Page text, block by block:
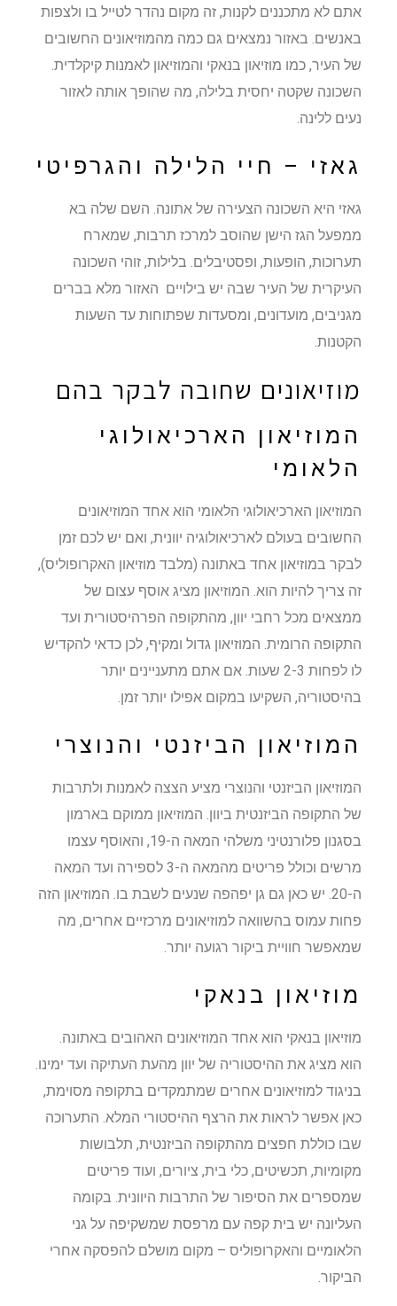
אתם לא מתכננים לקנות, זה מקום נהדר לטייל בו ולצפות
באנשים. באזור נמצאים גם כמה מהמוזיאונים החשובים
של העיר, כמו מוזיאון בנאקי והמוזיאון לאמנות קיקלדית.
השכונה שקטה יחסית בלילה, מה שהופך אותה לאזור
נעים ללינה.
גאזי – חיי הלילה והגרפיטי
גאזי היא השכונה הצעירה של אתונה. השם שלה בא
ממפעל הגז הישן שהוסב למרכז תרבות, שמארח
תערוכות, הופעות, ופסטיבלים. בלילות, זוהי השכונה
העיקרית של העיר שבה יש בילויים האזור מלא בברים
מגניבים, מועדונים, ומסעדות שפתוחות עד השעות
הקטנות.
מוזיאונים שחובה לבקר בהם
המוזיאון הארכיאולוגי
הלאומי
המוזיאון הארכיאולוגי הלאומי הוא אחד המוזיאונים
החשובים בעולם לארכיאולוגיה יוונית, ואם יש לכם זמן
לבקר במוזיאון אחד באתונה (מלבד מוזיאון האקרופוליס),
זה צריך להיות הוא. המוזיאון מציג אוסף עצום של
ממצאים מכל רחבי יוון, מהתקופה הפרהיסטורית ועד
התקופה הרומית. המוזיאון גדול ומקיף, לכן כדאי להקדיש
לו לפחות 2-3 שעות. אם אתם מתעניינים יותר
בהיסטוריה, השקיעו במקום אפילו יותר זמן.
המוזיאון הביזנטי והנוצרי
המוזיאון הביזנטי והנוצרי מציע הצצה לאמנות ולתרבות
של התקופה הביזנטית ביוון. המוזיאון ממוקם בארמון
בסגנון פלורנטיני משלהי המאה ה-19, והאוסף עצמו
מרשים וכולל פריטים מהמאה ה-3 לספירה ועד המאה
ה-20. יש כאן גם גן יפהפה שנעים לשבת בו. המוזיאון הזה
פחות עמוס בהשוואה למוזיאונים מרכזיים אחרים, מה
שמאפשר חוויית ביקור רגועה יותר.
מוזיאון בנאקי
מוזיאון בנאקי הוא אחד המוזיאונים האהובים באתונה.
הוא מציג את ההיסטוריה של יוון מהעת העתיקה ועד ימינו.
בניגוד למוזיאונים אחרים שמתמקדים בתקופה מסוימת,
כאן אפשר לראות את הרצף ההיסטורי המלא. התערוכה
שבו כוללת חפצים מהתקופה הביזנטית, תלבושות
מקומיות, תכשיטים, כלי בית, ציורים, ועוד פריטים
שמספרים את הסיפור של התרבות היוונית. בקומה
העליונה יש בית קפה עם מרפסת שמשקיפה על גני
הלאומיים והאקרופוליס – מקום מושלם להפסקה אחרי
הביקור.